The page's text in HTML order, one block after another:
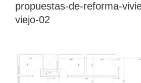
propuestas-de-reforma-
viejo-02